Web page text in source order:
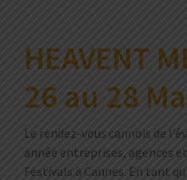
HEAVENT
26 au 28
Le rendez-vous cannois de
année entreprises, agences
Festivals à Cannes. En tant